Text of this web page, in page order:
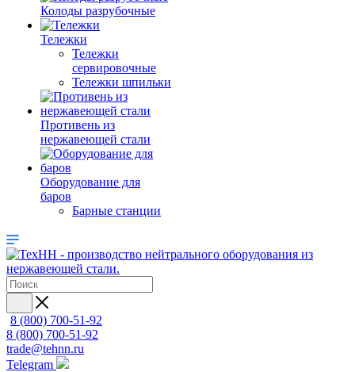
Колоды разрубочные
Тележки
Тележки
сервировочные
Тележки шпильки
Противень из
нержавеющей стали
Оборудование для
баров
Барные станции
8 (800) 700-51-92
8 (800) 700-51-92
trade@tehnn.ru
Telegram